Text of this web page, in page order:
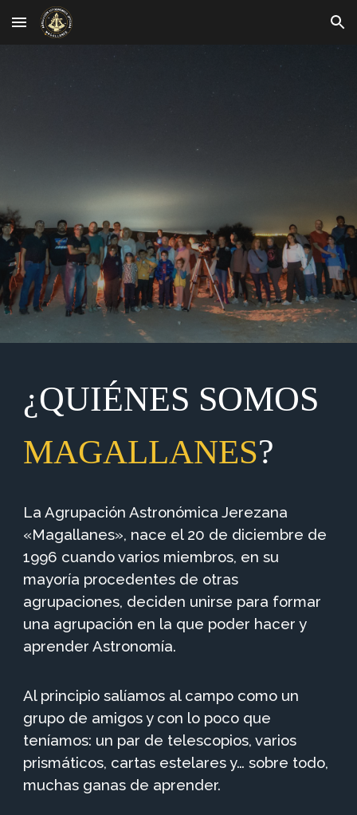
Skip to main content Skip to navigation
¿QUIÉNES SOMOS
MAGALLANES?
La Agrupación Astronómica Jerezana
«Magallanes», nace el 20 de diciembre de
1996 cuando varios miembros, en su
mayoría procedentes de otras
agrupaciones, deciden unirse para formar
una agrupación en la que poder hacer y
aprender Astronomía.
Al principio salíamos al campo como un
grupo de amigos y con lo poco que
teníamos: un par de telescopios, varios
prismáticos, cartas estelares y… sobre todo,
muchas ganas de aprender.